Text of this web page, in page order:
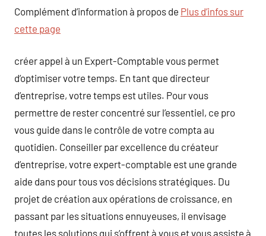
Complément d’information à propos de Plus d’infos sur
cette page
créer appel à un Expert-Comptable vous permet
d’optimiser votre temps. En tant que directeur
d’entreprise, votre temps est utiles. Pour vous
permettre de rester concentré sur l’essentiel, ce pro
vous guide dans le contrôle de votre compta au
quotidien. Conseiller par excellence du créateur
d’entreprise, votre expert-comptable est une grande
aide dans pour tous vos décisions stratégiques. Du
projet de création aux opérations de croissance, en
passant par les situations ennuyeuses, il envisage
toutes les solutions qui s’offrent à vous et vous assiste à